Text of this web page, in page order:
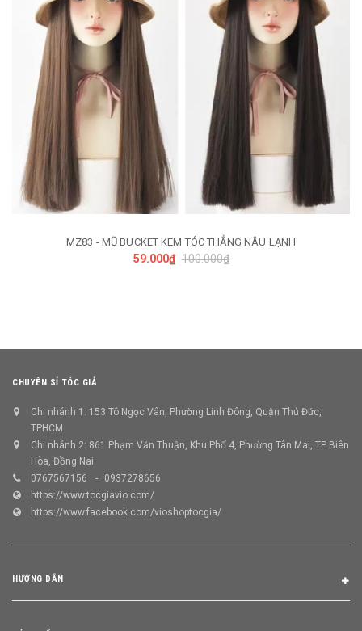
MZ83 - MŨ BUCKET KEM TÓC THẲNG NÂU LẠNH
59.000₫ 100.000₫
CHUYÊN SỈ TÓC GIẢ
Chi nhánh 1: 153 Tô Ngọc Vân, Phường Linh Đông, Quận Thủ Đức,
TPHCM
Chi nhánh 2: 861 Phạm Văn Thuận, Khu Phố 4, Phường Tân Mai, TP Biên
Hòa, Đồng Nai
0767567156
0937278656
https://www.tocgiavio.com/
https://www.facebook.com/vioshoptocgia/
HƯỚNG DẪN